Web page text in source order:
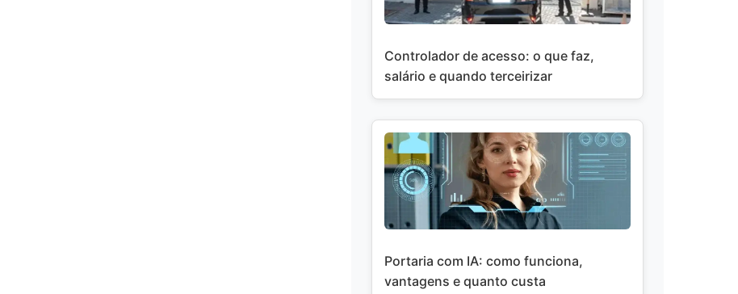
Controlador de acesso: o que faz,
salário e quando terceirizar
Portaria com IA: como funciona,
vantagens e quanto custa